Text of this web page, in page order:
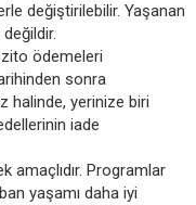
değiştirilebilir. Yaşanan
ödemeleri
sonra
halinde, yerinize biri
iade
amaçlıdır. Programlar
yaşamı daha iyi